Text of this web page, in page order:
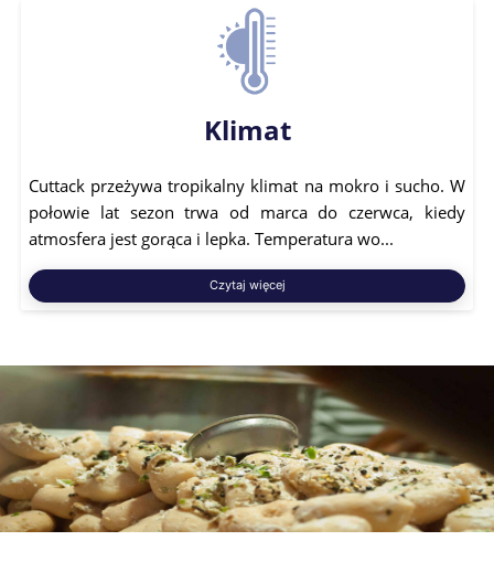
Klimat
Cuttack przeżywa tropikalny klimat na mokro i sucho. W
połowie lat sezon trwa od marca do czerwca, kiedy
atmosfera jest gorąca i lepka. Temperatura wo...
Czytaj więcej